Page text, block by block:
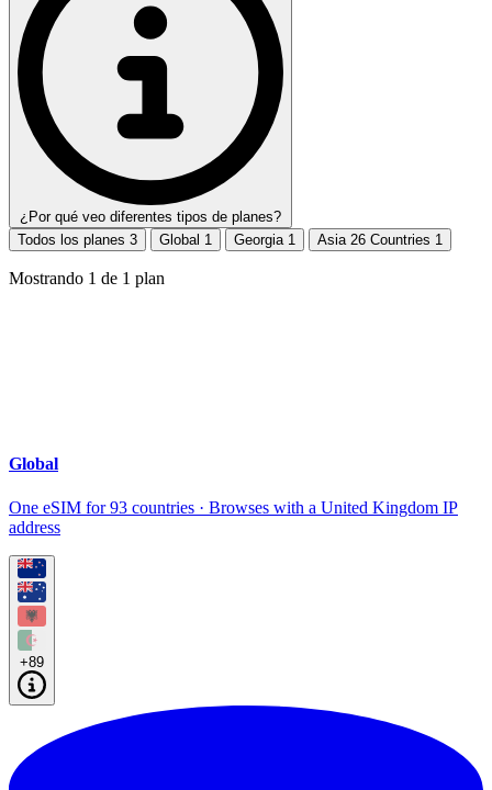
¿Por qué veo diferentes tipos de planes?
Todos los planes 3 Global 1 Georgia 1 Asia 26 Countries 1
Mostrando 1 de 1 plan
Global
One eSIM for 93 countries · Browses with a United Kingdom IP
address
+89